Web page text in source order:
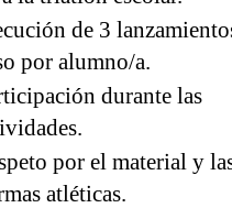
de 3
por alumno/a.
durante las
por el material y
atléticas.